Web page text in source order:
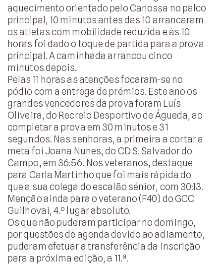
aquecimento orientado pelo Canossa no palco
principal, 10 minutos antes das 10 arrancaram
os atletas com mobilidade reduzida e às 10
horas foi dado o toque de partida para a prova
principal. A caminhada arrancou cinco
minutos depois.
Pelas 11 horas as atenções focaram-se no
pódio com a entrega de prémios. Este ano os
grandes vencedores da prova foram Luís
Oliveira, do Recreio Desportivo de Águeda, ao
completar a prova em 30 minutos e 31
segundos. Nas senhoras, a primeira a cortar a
meta foi Joana Nunes, do CD S. Salvador do
Campo, em 36:56. Nos veteranos, destaque
para Carla Martinho que foi mais rápida do
que a sua colega do escalão sénior, com 30:13.
Menção ainda para o veterano (F40) do GCC
Guilhovai, 4.º lugar absoluto.
Os que não puderam participar no domingo,
por questões de agenda devido ao adiamento,
puderam efetuar a transferência da inscrição
para a próxima edição, a 11.ª.